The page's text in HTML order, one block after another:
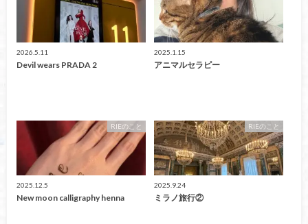
2026.5.11
Devil wears PRADA 2
2025.1.15
アニマルセラピー
RIEのこと
2025.12.5
New moon calligraphy henna
RIEのこと
2025.9.24
ミラノ旅行②